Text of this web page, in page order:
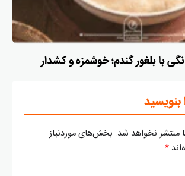
با بلغور گندم؛ خوشمزه و کشدار
بنویسید
منتشر نخواهد شد. بخش‌های موردنیاز
*